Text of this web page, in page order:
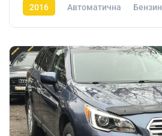
2016 Автоматична Бензин